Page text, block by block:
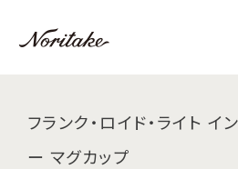
フランク・ロイド・ライト
ー マグカップ